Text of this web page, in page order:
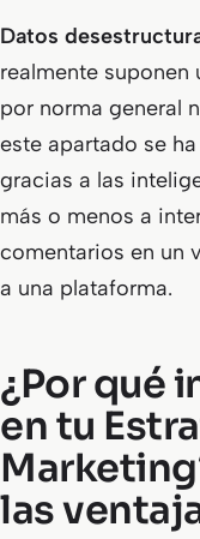
Datos
realmente suponen
por norma general
este apartado se
gracias a las
más o menos a
comentarios en un
a una plataforma.
¿Por qué
en tu
las